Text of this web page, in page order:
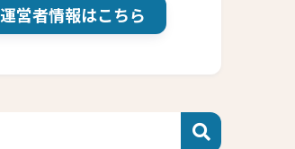
運営者情報はこちら